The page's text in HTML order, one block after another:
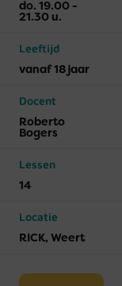
do. 19.00 -
21.30 u.
Leeftijd
vanaf 18 jaar
Docent
Roberto
Bogers
Lessen
14
Locatie
RICK, Weert